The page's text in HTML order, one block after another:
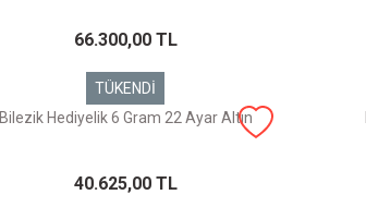
66.300,00 TL
TÜKENDİ
Bilezik Hediyelik 6 Gram 22 Ayar Altın
40.625,00 TL